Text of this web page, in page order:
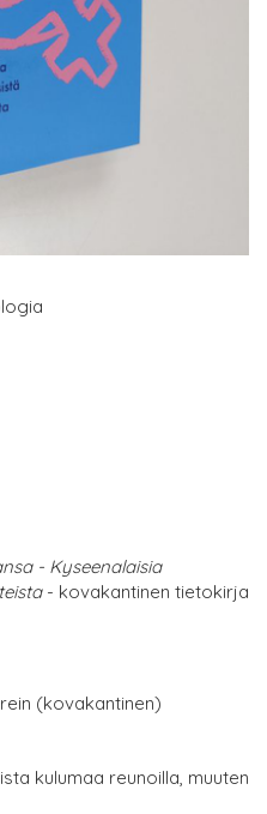
- Kyseenalaisia
- kovakantinen tietokirja
(kovakantinen)
kulumaa reunoilla, muuten